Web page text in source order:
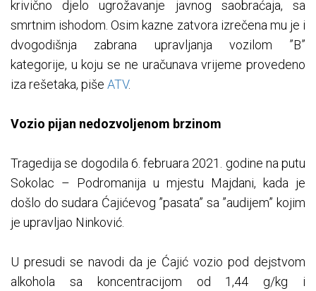
krivično djelo ugrožavanje javnog saobraćaja, sa
smrtnim ishodom. Osim kazne zatvora izrečena mu je i
dvogodišnja zabrana upravljanja vozilom ”B”
kategorije, u koju se ne uračunava vrijeme provedeno
iza rešetaka, piše ATV.
Vozio pijan nedozvoljenom brzinom
Tragedija se dogodila 6. februara 2021. godine na putu
Sokolac – Podromanija u mjestu Majdani, kada je
došlo do sudara Ćajićevog ”pasata” sa ”audijem” kojim
je upravljao Ninković.
U presudi se navodi da je Ćajić vozio pod dejstvom
alkohola sa koncentracijom od 1,44 g/kg i